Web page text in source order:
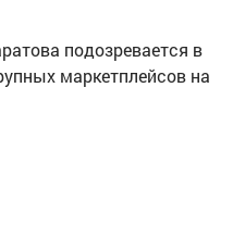
подозревается в
маркетплейсов на